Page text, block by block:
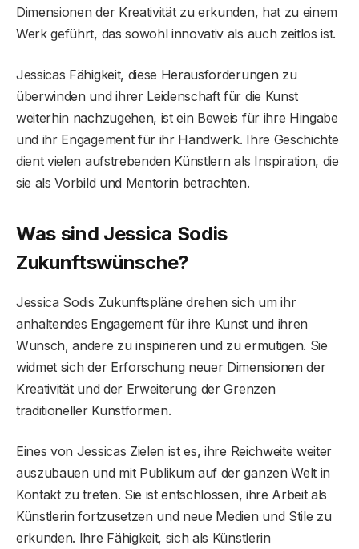
Dimensionen der Kreativität zu erkunden, hat zu einem
Werk geführt, das sowohl innovativ als auch zeitlos ist.
Jessicas Fähigkeit, diese Herausforderungen zu
überwinden und ihrer Leidenschaft für die Kunst
weiterhin nachzugehen, ist ein Beweis für ihre Hingabe
und ihr Engagement für ihr Handwerk. Ihre Geschichte
dient vielen aufstrebenden Künstlern als Inspiration, die
sie als Vorbild und Mentorin betrachten.
Was sind Jessica Sodis
Zukunftswünsche?
Jessica Sodis Zukunftspläne drehen sich um ihr
anhaltendes Engagement für ihre Kunst und ihren
Wunsch, andere zu inspirieren und zu ermutigen. Sie
widmet sich der Erforschung neuer Dimensionen der
Kreativität und der Erweiterung der Grenzen
traditioneller Kunstformen.
Eines von Jessicas Zielen ist es, ihre Reichweite weiter
auszubauen und mit Publikum auf der ganzen Welt in
Kontakt zu treten. Sie ist entschlossen, ihre Arbeit als
Künstlerin fortzusetzen und neue Medien und Stile zu
erkunden. Ihre Fähigkeit, sich als Künstlerin